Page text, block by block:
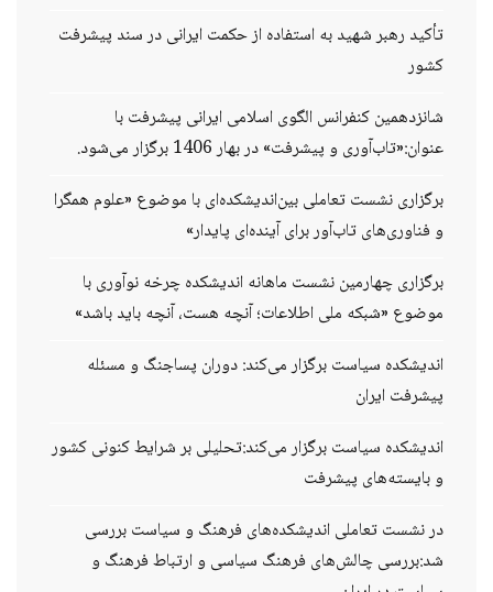
تأکید رهبر شهید به استفاده از حکمت ایرانی در سند پیشرفت
کشور
شانزدهمین کنفرانس الگوی اسلامی ایرانی پیشرفت با
عنوان:«تاب‌آوری و پیشرفت» در بهار 1406 برگزار می‌شود.
برگزاری نشست تعاملی بین‌اندیشکده‌ای با موضوع «علوم همگرا
و فناوری‌های تاب‌آور برای آینده‌ای پایدار»
برگزاری چهارمین نشست ماهانه اندیشکده چرخه نوآوری با
موضوع «شبکه ملی اطلاعات؛ آنچه هست، آنچه باید باشد»
اندیشکده سیاست برگزار می‌کند: دوران پساجنگ و مسئله
پیشرفت ایران
اندیشکده سیاست برگزار می‌کند:تحلیلی بر شرایط کنونی کشور
و بایسته‌های پیشرفت
در نشست تعاملی اندیشکده‌های فرهنگ و سیاست بررسی
شد:بررسی چالش‌های فرهنگ سیاسی و ارتباط فرهنگ و